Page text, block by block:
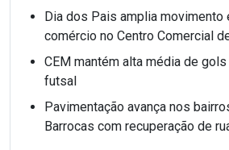
Dia dos Pais amplia movimento
comércio no Centro Comercial
CEM mantém alta média de
futsal
Pavimentação avança nos
Barrocas com recuperação de